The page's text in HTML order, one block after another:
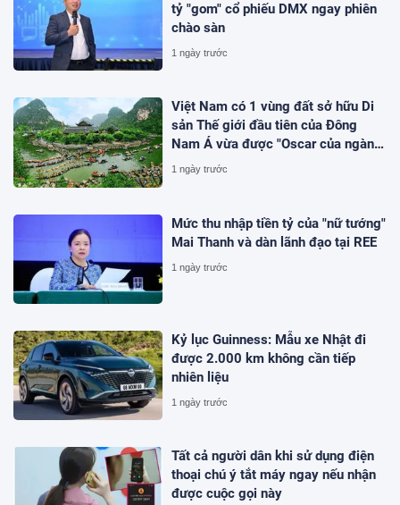
tỷ "gom" cổ phiếu DMX ngay phiên
chào sàn
1 ngày trước
Việt Nam có 1 vùng đất sở hữu Di
sản Thế giới đầu tiên của Đông
Nam Á vừa được "Oscar của ngành
du lịch" đề cử, là nơi tỷ phú Xuân
1 ngày trước
Mức thu nhập tiền tỷ của "nữ tướng"
Mai Thanh và dàn lãnh đạo tại REE
1 ngày trước
Kỷ lục Guinness: Mẫu xe Nhật đi
được 2.000 km không cần tiếp
nhiên liệu
1 ngày trước
Tất cả người dân khi sử dụng điện
thoại chú ý tắt máy ngay nếu nhận
được cuộc gọi này